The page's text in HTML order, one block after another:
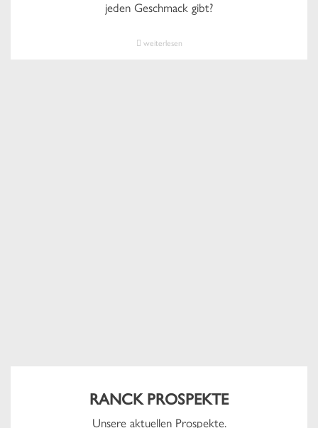
jeden Geschmack gibt?
weiterlesen
RANCK PROSPEKTE
Unsere aktuellen Prospekte.